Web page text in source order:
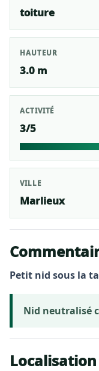
toiture
HAUTEUR
3.0 m
ACTIVITÉ
3/5
VILLE
Marlieux
Petit nid sous la
Nid neutralisé